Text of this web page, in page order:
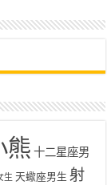
熊 十二星座男
生 天蠍座男生 射